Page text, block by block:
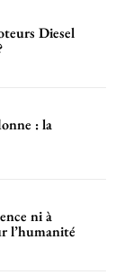
Diesel
: la
ni à
l’humanité